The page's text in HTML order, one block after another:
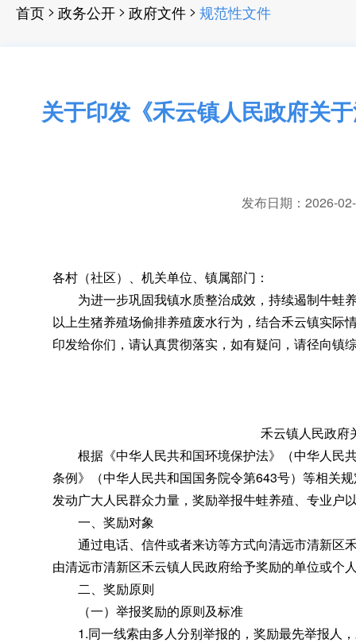
首页 > 政务公开 > 政府文件 > 规范性文件
关于印发《禾云镇人民政府关
发布日期：2026-
各村（社区）、机关单位、镇属部门：
为进一步巩固我镇水质整治成效 ， 持续遏制牛蛙
以上生猪养殖场偷排养殖废水行为，结合禾云镇实际
印发给你们 ， 请认真贯彻落实，如有疑问 ， 请径向镇
禾云镇人民政府
根据《中华人民共和国环境保护法》（中华人民
条例》（中华人民共和国国务院令第643号）等相关
发动广大人民群众力量，奖励举报牛蛙养殖、专业户
一、奖励对象
通过电话、信件或者来访等方式向清远市清新区
由清远市清新区禾云镇人民政府给予奖励的单位或个
二、奖励原则
（一）举报奖励的原则及标准
1.同一线索由多人分别举报的 ， 奖励最先举报人